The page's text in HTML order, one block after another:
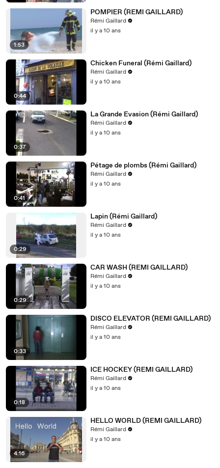
1:53
POMPIER (REMI GAILLARD)
Rémi Gaillard
il y a 10 ans
0:44
Chicken Funeral (Rémi Gaillard)
Rémi Gaillard
il y a 10 ans
0:37
La Grande Evasion (Rémi Gaillard)
Rémi Gaillard
il y a 10 ans
0:41
Pétage de plombs (Rémi Gaillard)
Rémi Gaillard
il y a 10 ans
0:29
Lapin (Rémi Gaillard)
Rémi Gaillard
il y a 10 ans
0:29
CAR WASH (REMI GAILLARD)
Rémi Gaillard
il y a 10 ans
0:33
DISCO ELEVATOR (REMI GAILLARD)
Rémi Gaillard
il y a 10 ans
0:18
ICE HOCKEY (REMI GAILLARD)
Rémi Gaillard
il y a 10 ans
4:16
HELLO WORLD (REMI GAILLARD)
Rémi Gaillard
il y a 10 ans